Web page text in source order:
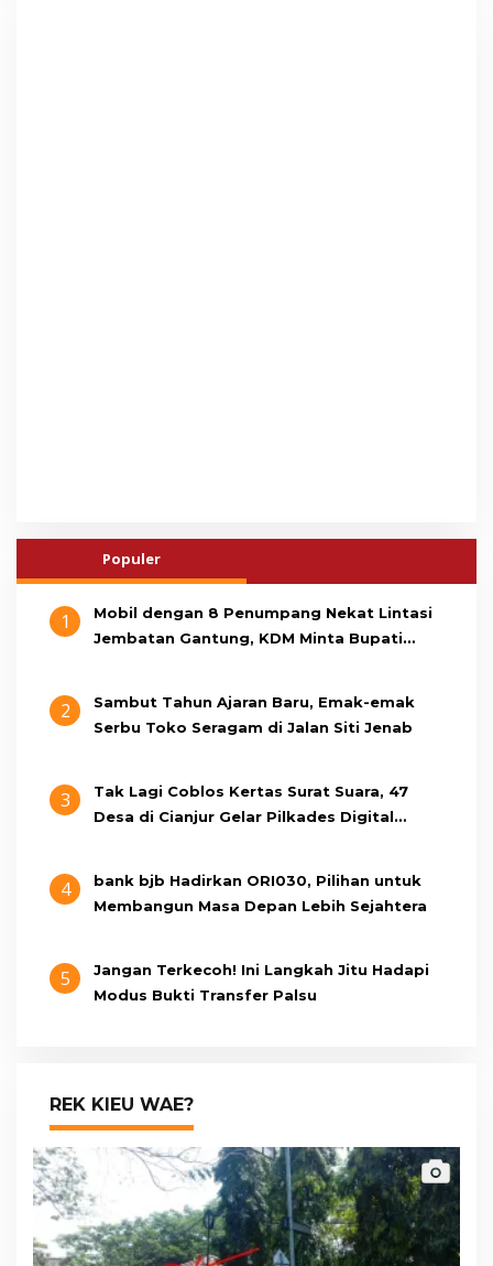
Populer
1
Mobil dengan 8 Penumpang Nekat Lintasi
Jembatan Gantung, KDM Minta Bupati
2
Sambut Tahun Ajaran Baru, Emak-emak
Serbu Toko Seragam di Jalan Siti Jenab
3
Tak Lagi Coblos Kertas Surat Suara, 47
Desa di Cianjur Gelar Pilkades Digital
4
bank bjb Hadirkan ORI030, Pilihan untuk
Membangun Masa Depan Lebih Sejahtera
5
Jangan Terkecoh! Ini Langkah Jitu Hadapi
Modus Bukti Transfer Palsu
REK KIEU WAE?